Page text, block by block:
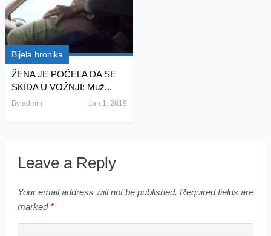
Bijela hronika
ŽENA JE POČELA DA SE
SKIDA U VOŽNJI: Muž...
By admin Jan 1, 2019
Leave a Reply
Your email address will not be published. Required fields are
marked *